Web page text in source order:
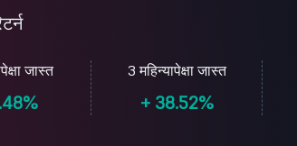
जास्त 3 महिन्यापेक्षा जास्त
+38.52%